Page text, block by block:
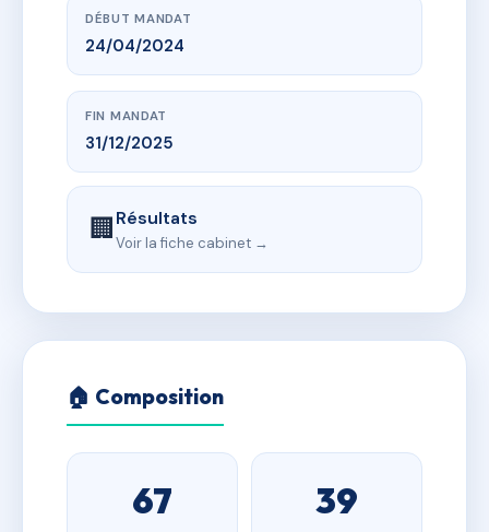
DÉBUT MANDAT
24/04/2024
FIN MANDAT
31/12/2025
🏢Résultats
Voir la fiche cabinet →
🏠 Composition
67 39